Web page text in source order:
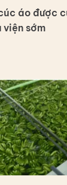
áo được
sớm